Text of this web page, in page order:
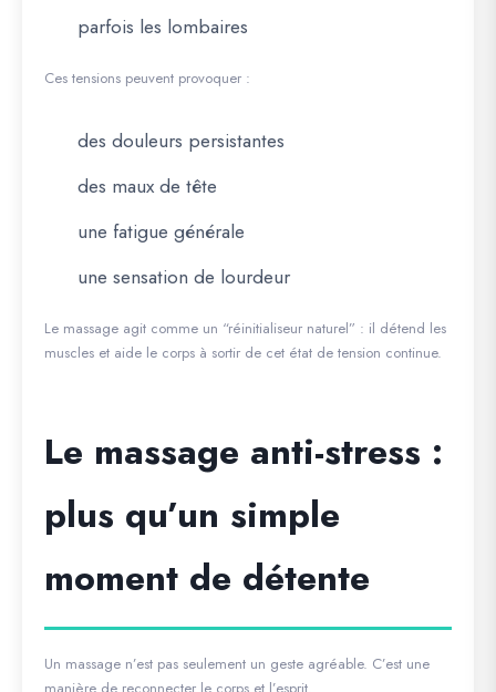
parfois les lombaires
Ces tensions peuvent provoquer :
des douleurs persistantes
des maux de tête
une fatigue générale
une sensation de lourdeur
Le massage agit comme un “réinitialiseur naturel” : il détend les
muscles et aide le corps à sortir de cet état de tension continue.
Le massage anti-stress :
plus qu’un simple
moment de détente
Un massage n’est pas seulement un geste agréable. C’est une